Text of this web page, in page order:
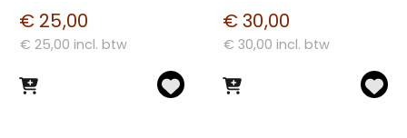
€ 25,00
€ 25,00 incl. btw
€ 30,00
€ 30,00 incl. btw